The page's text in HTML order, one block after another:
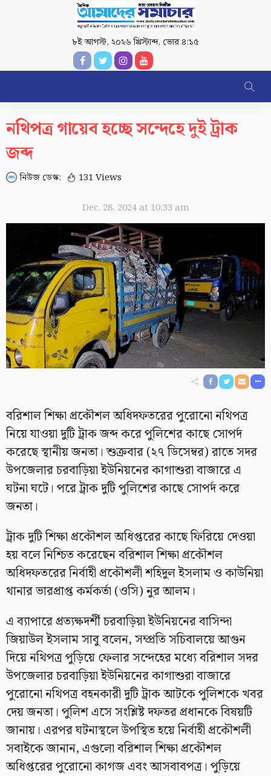
৮ই আগস্ট, ২০২৬ খ্রিস্টাব্দ, ভোর ৪:১৫
নথিপত্র গায়েব হচ্ছে সন্দেহে দুই ট্রাক
জব্দ
নিউজ ডেস্ক: 131 Views
Dec. 28, 2024 at 10:33 am
বরিশাল শিক্ষা প্রকৌশল অধিদফতরের পুরোনো নথিপত্র
নিয়ে যাওয়া দুটি ট্রাক জব্দ করে পুলিশের কাছে সোপর্দ
করেছে স্থানীয় জনতা। শুক্রবার (২৭ ডিসেম্বর) রাতে সদর
উপজেলার চরবাড়িয়া ইউনিয়নের কাগাশুরা বাজারে এ
ঘটনা ঘটে। পরে ট্রাক দুটি পুলিশের কাছে সোপর্দ করে
জনতা।
ট্রাক দুটি শিক্ষা প্রকৌশল অধিপ্তরের কাছে ফিরিয়ে দেওয়া
হয় বলে নিশ্চিত করেছেন বরিশাল শিক্ষা প্রকৌশল
অধিদফতরের নির্বাহী প্রকৌশলী শহিদুল ইসলাম ও কাউনিয়া
থানার ভারপ্রাপ্ত কর্মকর্তা (ওসি) নুর আলম।
এ ব্যাপারে প্রত্যক্ষদর্শী চরবাড়িয়া ইউনিয়নের বাসিন্দা
জিয়াউল ইসলাম সাবু বলেন, সম্প্রতি সচিবালয়ে আগুন
দিয়ে নথিপত্র পুড়িয়ে ফেলার সন্দেহের মধ্যে বরিশাল সদর
উপজেলার চরবাড়িয়া ইউনিয়নের কাগাশুরা বাজারে
পুরোনো নথিপত্র বহনকারী দুটি ট্রাক আটকে পুলিশকে খবর
দেয় জনতা। পুলিশ এসে সংশ্লিষ্ট দফতর প্রধানকে বিষয়টি
জানায়। এরপর ঘটনাস্থলে উপস্থিত হয়ে নির্বাহী প্রকৌশলী
সবাইকে জানান, এগুলো বরিশাল শিক্ষা প্রকৌশল
অধিপ্তরের পুরোনো কাগজ এবং আসবাবপত্র। পুড়িয়ে